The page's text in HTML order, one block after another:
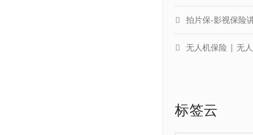
拍片保-影视保险
无人机保险 | 无
标签云